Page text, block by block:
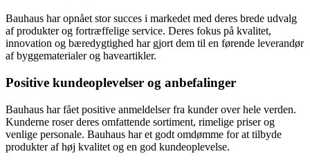
Bauhaus har opnået stor succes i markedet med deres brede udvalg
af produkter og fortræffelige service. Deres fokus på kvalitet,
innovation og bæredygtighed har gjort dem til en førende leverandør
af byggematerialer og haveartikler.
Positive kundeoplevelser og anbefalinger
Bauhaus har fået positive anmeldelser fra kunder over hele verden.
Kunderne roser deres omfattende sortiment, rimelige priser og
venlige personale. Bauhaus har et godt omdømme for at tilbyde
produkter af høj kvalitet og en god kundeoplevelse.